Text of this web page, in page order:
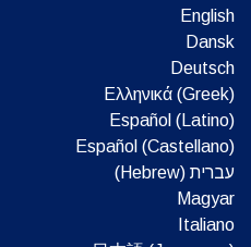
English
Dansk
Deutsch
Ελληνικά (Greek)
Español (Latino)
Español (Castellano)
עברית (Hebrew)‏
Magyar
Italiano